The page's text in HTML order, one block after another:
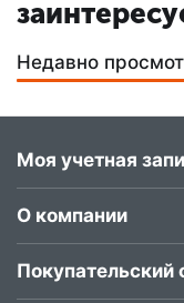
Недавно
Моя учетная
О компании
Покупательский